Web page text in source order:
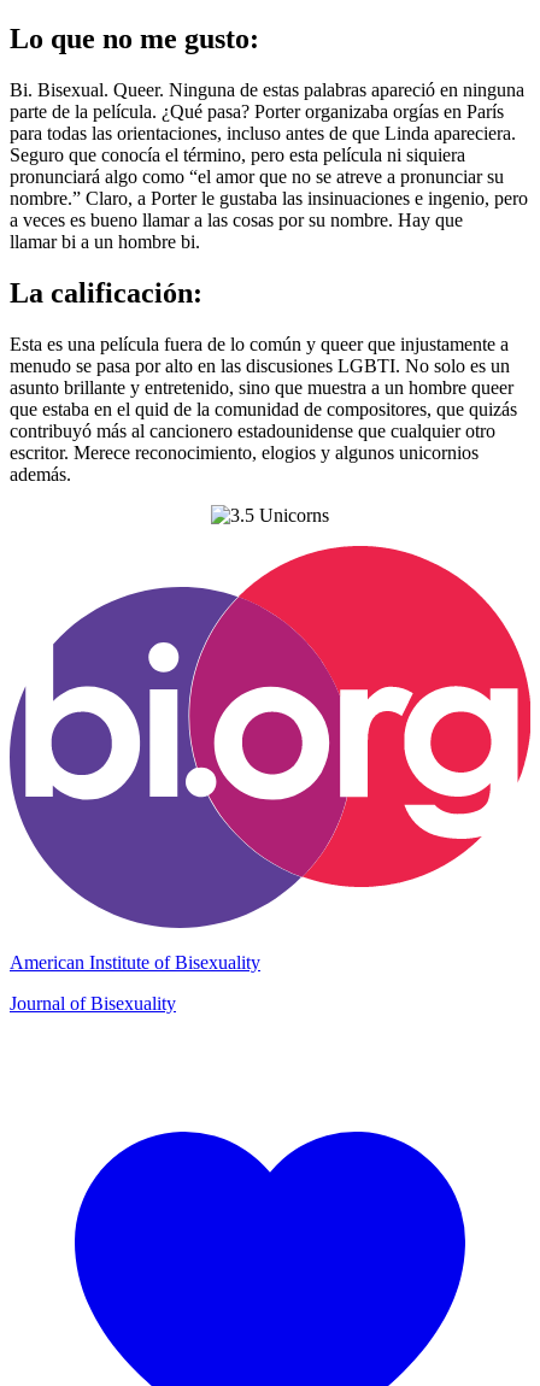
Lo que no me gusto:
Bi. Bisexual. Queer. Ninguna de estas palabras apareció en ninguna
parte de la película. ¿Qué pasa? Porter organizaba orgías en París
para todas las orientaciones, incluso antes de que Linda apareciera.
Seguro que conocía el término, pero esta película ni siquiera
pronunciará algo como “el amor que no se atreve a pronunciar su
nombre.” Claro, a Porter le gustaba las insinuaciones e ingenio, pero
a veces es bueno llamar a las cosas por su nombre. Hay que
llamar bi a un hombre bi.
La calificación:
Esta es una película fuera de lo común y queer que injustamente a
menudo se pasa por alto en las discusiones LGBTI. No solo es un
asunto brillante y entretenido, sino que muestra a un hombre queer
que estaba en el quid de la comunidad de compositores, que quizás
contribuyó más al cancionero estadounidense que cualquier otro
escritor. Merece reconocimiento, elogios y algunos unicornios
además.
American Institute of Bisexuality
Journal of Bisexuality